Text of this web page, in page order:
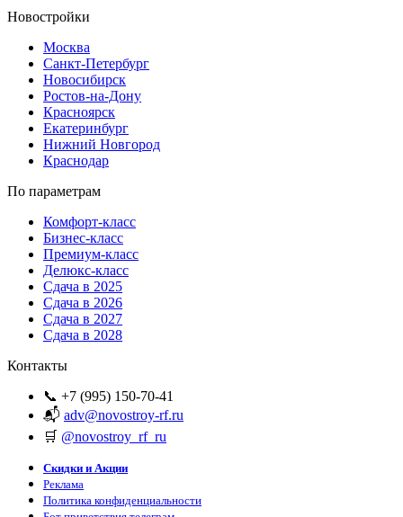
Новостройки
Москва
Санкт-Петербург
Новосибирск
Ростов-на-Дону
Красноярск
Екатеринбург
Нижний Новгород
Краснодар
По параметрам
Комфорт-класс
Бизнес-класс
Премиум-класс
Делюкс-класс
Сдача в 2025
Сдача в 2026
Сдача в 2027
Сдача в 2028
Контакты
📞 +7 (995) 150-70-41
📬 adv@novostroy-rf.ru
🛒 @novostroy_rf_ru
Скидки и Акции
Реклама
Политика конфиденциальности